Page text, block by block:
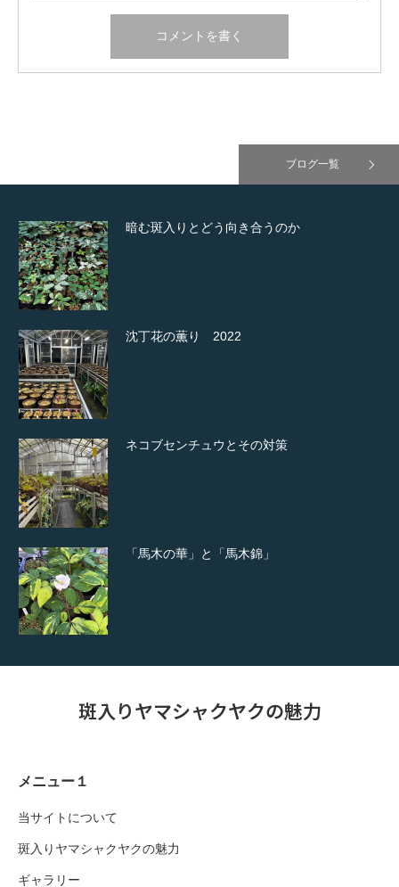
ブログ一覧
暗む斑入りとどう向き合うのか
沈丁花の薫り 2022
ネコブセンチュウとその対策
「馬木の華」と「馬木錦」
斑入りヤマシャクヤクの魅力
メニュー１
当サイトについて
斑入りヤマシャクヤクの魅力
ギャラリー